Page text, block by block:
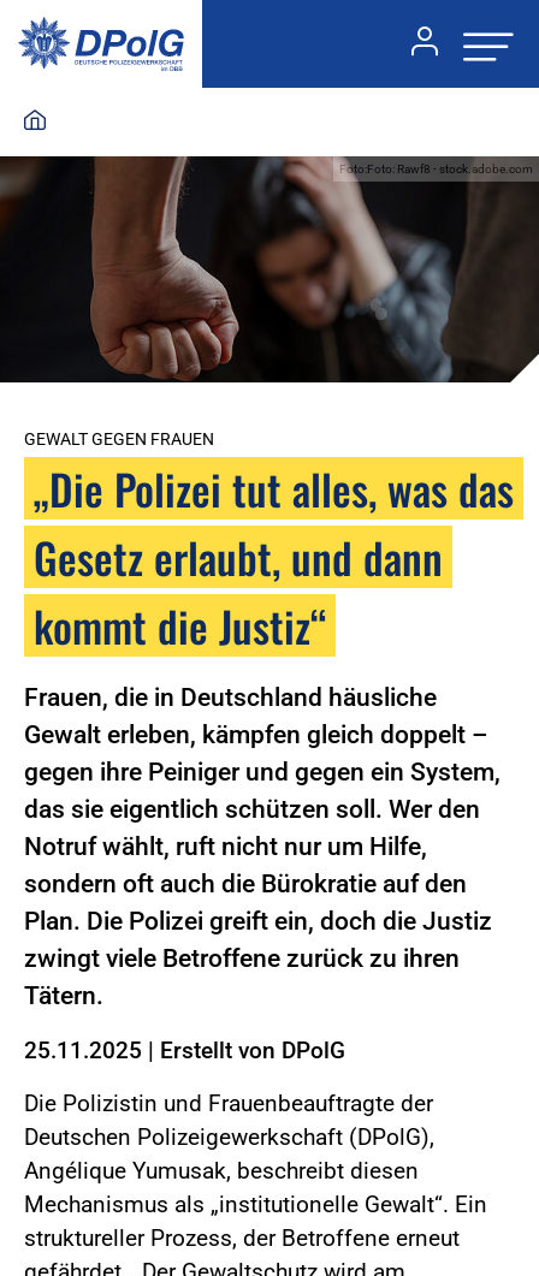
Foto:Foto: Rawf8 - stock.adobe.com
GEWALT GEGEN FRAUEN
„Die Polizei tut alles, was das
Gesetz erlaubt, und dann
kommt die Justiz“
Frauen, die in Deutschland häusliche
Gewalt erleben, kämpfen gleich doppelt –
gegen ihre Peiniger und gegen ein System,
das sie eigentlich schützen soll. Wer den
Notruf wählt, ruft nicht nur um Hilfe,
sondern oft auch die Bürokratie auf den
Plan. Die Polizei greift ein, doch die Justiz
zwingt viele Betroffene zurück zu ihren
Tätern.
25.11.2025 | Erstellt von DPolG
Die Polizistin und Frauenbeauftragte der
Deutschen Polizeigewerkschaft (DPolG),
Angélique Yumusak, beschreibt diesen
Mechanismus als „institutionelle Gewalt“. Ein
struktureller Prozess, der Betroffene erneut